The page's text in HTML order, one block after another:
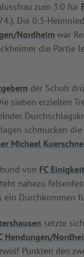
zum 3:0 für
Die 0:3-
Nordheim war
die Partie
der Schuh
sieben erzielten
schmücken
Michael
von FC Einigkeit
nahezu
ein Durchkommen
setzte
Hendungen/
Punkten den